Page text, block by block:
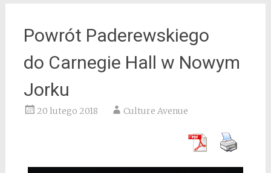
Powrót Paderewskiego
do Carnegie Hall w Nowym
Jorku
20 lutego 2018 Culture Avenue